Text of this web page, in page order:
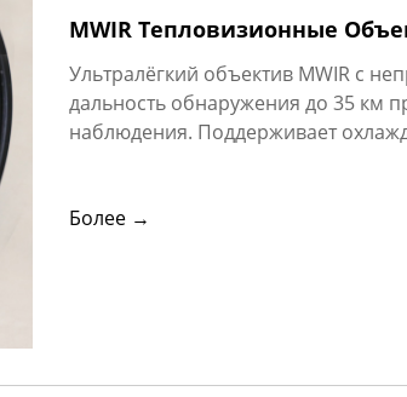
MWIR Тепловизионные
Ультралёгкий объектив MWIR с
дальность обнаружения до 35 км
наблюдения. Поддерживает
Более →